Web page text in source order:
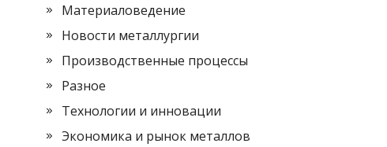
Материаловедение
Новости металлургии
Производственные процессы
Разное
Технологии и инновации
Экономика и рынок металлов